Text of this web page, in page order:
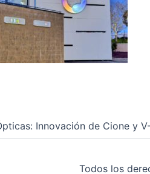
Todos los